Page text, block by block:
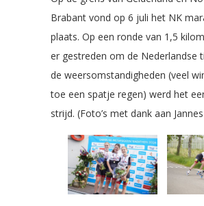
Brabant vond op 6 juli het NK
plaats. Op een ronde van 1,5
er gestreden om de Nederlandse
de weersomstandigheden (veel
toe een spatje regen) werd het
strijd. (Foto’s met dank aan